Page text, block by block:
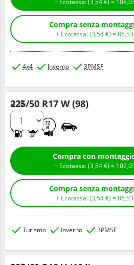
+ Ecotassa: (3,54€ ) = 108,
+ Ecotassa: (3,54€ ) =86,53
4x4 Inverno 3PMSF
225/50 R17 W (98)
72
B
Q.tà
+ Ecotassa: (3,54€ ) = 102,
+ Ecotassa: (3,54€ ) =86,53
Turismo Inverno 3PMSF